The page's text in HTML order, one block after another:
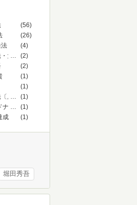
(56)
(26)
(4)
大川紫央
(2)
…
(2)
(1)
(1)
原作〕/大川紫央〔絵本監修〕
(1)
…
ナルド(1)
…
成
(1)
堀田秀吾